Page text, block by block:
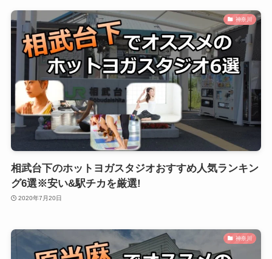
神奈川
相武台下のホットヨガスタジオおすすめ人気ランキン
グ6選※安い&駅チカを厳選!
2020年7月20日
神奈川